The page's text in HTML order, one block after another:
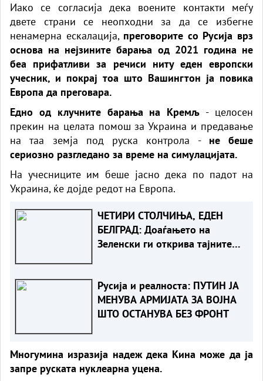
Иако се согласија дека воените контакти меѓу
двете страни се неопходни за да се избегне
ненамерна ескалација, преговорите со Русија врз
основа на нејзините барања од 2021 година не
беа прифатливи за речиси ниту еден европски
учесник, и покрај тоа што Вашингтон ја повика
Европа да преговара.
Едно од клучните барања на Кремљ - целосен
прекин на целата помош за Украина и предавање
на таа земја под руска контрола - не беше
сериозно разгледано за време на симулацијата.
На учесниците им беше јасно дека по падот на
Украина, ќе дојде редот на Европа.
ЧЕТИРИ СТОЛЧИЊА, ЕДЕН
БЕЛГРАД: Доаѓањето на
Зеленски ги открива тајните
Русија и реалноста: ПУТИН ЈА
МЕНУВА АРМИЈАТА ЗА ВОЈНА
ШТО ОСТАНУВА БЕЗ ФРОНТ
Многумина изразија надеж дека Кина може да ја
запре руската нуклеарна уцена.